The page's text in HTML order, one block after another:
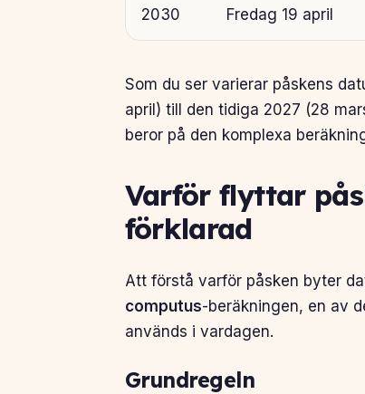
2030 Fredag 19 april
Som du ser varierar påskens
april) till den tidiga 2027 (28
beror på den komplexa
Varför flyttar
förklarad
Att förstå varför påsken byter
computus-beräkningen, en av
används i vardagen.
Grundregeln